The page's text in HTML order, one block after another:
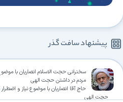
پیشنهاد سافت گذر
سخنرانی حجت الاسلام انصاریان با
مردم در داشتن حجت الهی
حاج آقا انصاریان با موضوع نیاز و
حجت الهی